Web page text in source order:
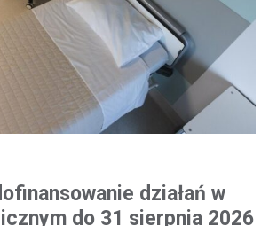
działań w
do 31 sierpnia 2026